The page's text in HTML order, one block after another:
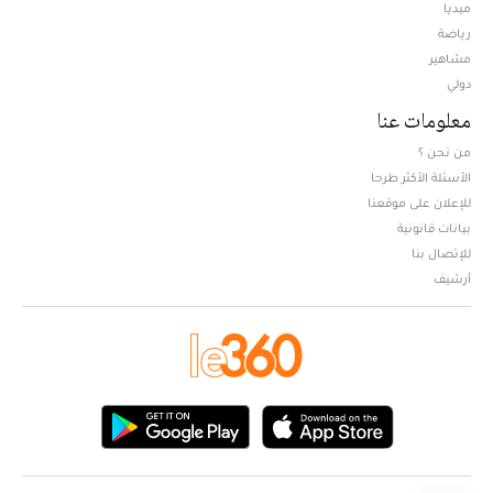
ميديا
رياضة
مشاهير
دولي
معلومات عنا
من نحن ؟
الأسئلة الأكثر طرحا
للإعلان على موقعنا
بيانات قانونية
للإتصال بنا
أرشيف